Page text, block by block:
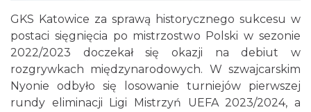
GKS Katowice za sprawą historycznego sukcesu w
postaci sięgnięcia po mistrzostwo Polski w sezonie
2022/2023 doczekał się okazji na debiut w
rozgrywkach międzynarodowych. W szwajcarskim
Nyonie odbyło się losowanie turniejów pierwszej
rundy eliminacji Ligi Mistrzyń UEFA 2023/2024, a